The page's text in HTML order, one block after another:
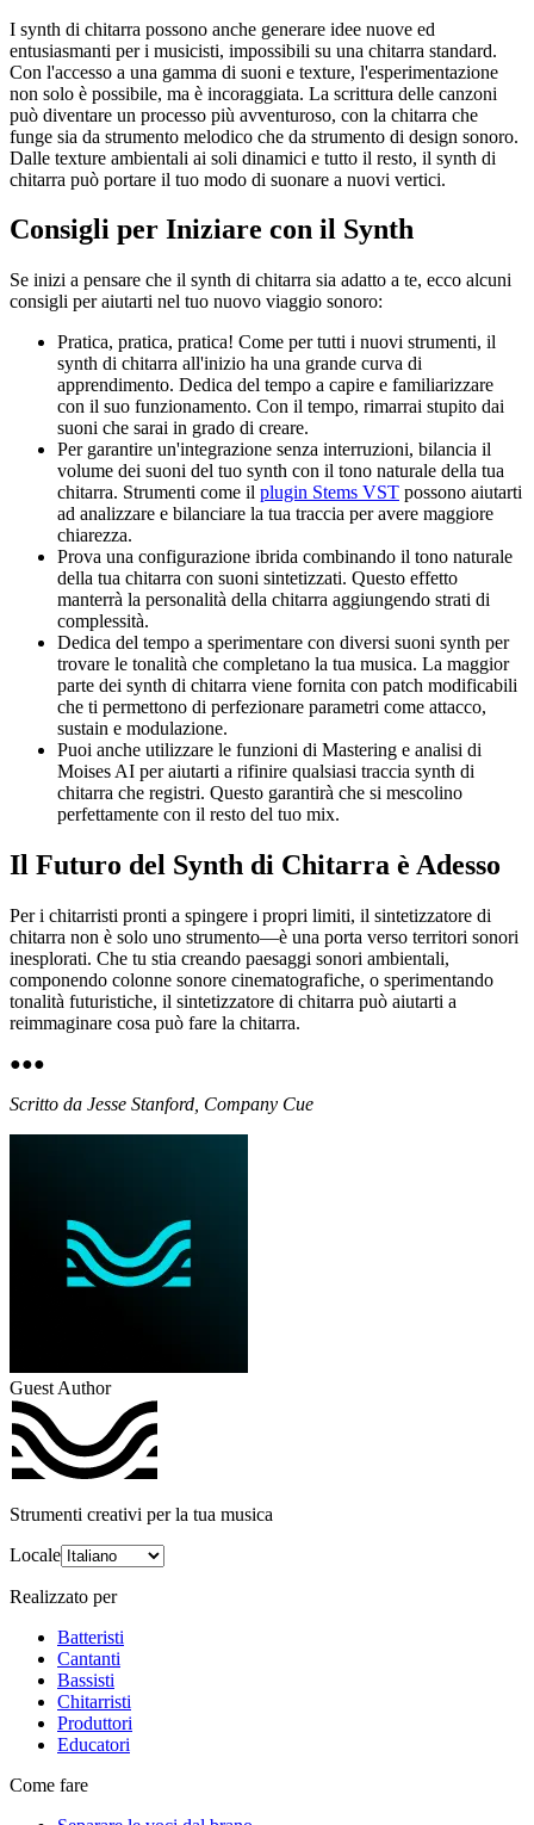
I synth di chitarra possono anche generare idee nuove ed
entusiasmanti per i musicisti, impossibili su una chitarra standard.
Con l'accesso a una gamma di suoni e texture, l'esperimentazione
non solo è possibile, ma è incoraggiata. La scrittura delle canzoni
può diventare un processo più avventuroso, con la chitarra che
funge sia da strumento melodico che da strumento di design sonoro.
Dalle texture ambientali ai soli dinamici e tutto il resto, il synth di
chitarra può portare il tuo modo di suonare a nuovi vertici.
Consigli per Iniziare con il Synth
Se inizi a pensare che il synth di chitarra sia adatto a te, ecco alcuni
consigli per aiutarti nel tuo nuovo viaggio sonoro:
Pratica, pratica, pratica! Come per tutti i nuovi strumenti, il
synth di chitarra all'inizio ha una grande curva di
apprendimento. Dedica del tempo a capire e familiarizzare
con il suo funzionamento. Con il tempo, rimarrai stupito dai
suoni che sarai in grado di creare.
Per garantire un'integrazione senza interruzioni, bilancia il
volume dei suoni del tuo synth con il tono naturale della tua
chitarra. Strumenti come il plugin Stems VST possono aiutarti
ad analizzare e bilanciare la tua traccia per avere maggiore
chiarezza.
Prova una configurazione ibrida combinando il tono naturale
della tua chitarra con suoni sintetizzati. Questo effetto
manterrà la personalità della chitarra aggiungendo strati di
complessità.
Dedica del tempo a sperimentare con diversi suoni synth per
trovare le tonalità che completano la tua musica. La maggior
parte dei synth di chitarra viene fornita con patch modificabili
che ti permettono di perfezionare parametri come attacco,
sustain e modulazione.
Puoi anche utilizzare le funzioni di Mastering e analisi di
Moises AI per aiutarti a rifinire qualsiasi traccia synth di
chitarra che registri. Questo garantirà che si mescolino
perfettamente con il resto del tuo mix.
Il Futuro del Synth di Chitarra è Adesso
Per i chitarristi pronti a spingere i propri limiti, il sintetizzatore di
chitarra non è solo uno strumento—è una porta verso territori sonori
inesplorati. Che tu stia creando paesaggi sonori ambientali,
componendo colonne sonore cinematografiche, o sperimentando
tonalità futuristiche, il sintetizzatore di chitarra può aiutarti a
reimmaginare cosa può fare la chitarra.
●●●
Scritto da Jesse Stanford, Company Cue
Guest Author
Strumenti creativi per la tua musica
Locale
Realizzato per
Batteristi
Cantanti
Bassisti
Chitarristi
Produttori
Educatori
Come fare